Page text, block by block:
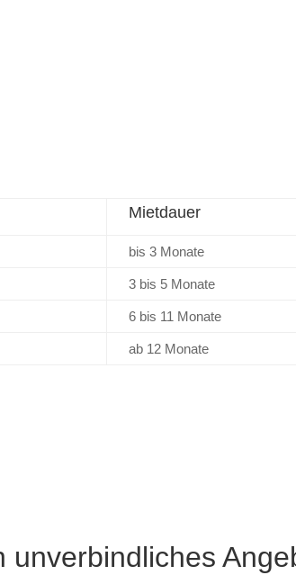
Mietdauer
bis 3 Monate
3 bis 5 Monate
6 bis 11 Monate
ab 12 Monate